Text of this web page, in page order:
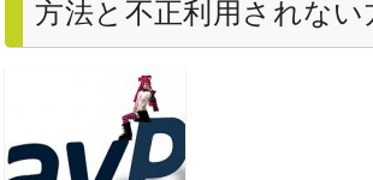
方法と不正利用されない